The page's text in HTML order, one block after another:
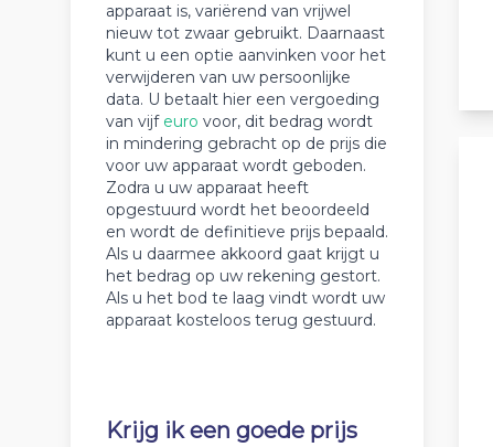
apparaat is, variërend van vrijwel
nieuw tot zwaar gebruikt. Daarnaast
kunt u een optie aanvinken voor het
verwijderen van uw persoonlijke
data. U betaalt hier een vergoeding
van vijf euro voor, dit bedrag wordt
in mindering gebracht op de prijs die
voor uw apparaat wordt geboden.
Zodra u uw apparaat heeft
opgestuurd wordt het beoordeeld
en wordt de definitieve prijs bepaald.
Als u daarmee akkoord gaat krijgt u
het bedrag op uw rekening gestort.
Als u het bod te laag vindt wordt uw
apparaat kosteloos terug gestuurd.
Krijg ik een goede prijs